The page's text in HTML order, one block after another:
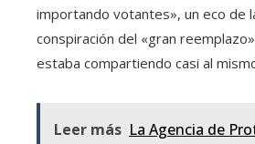
importando votantes», un eco de
conspiración del «gran
estaba compartiendo casi al
Leer más La Agencia de